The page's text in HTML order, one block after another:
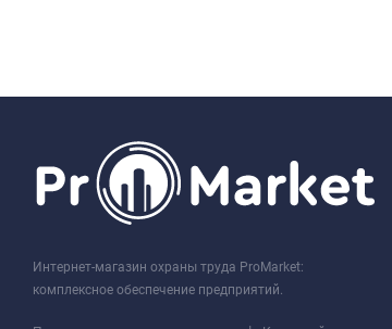
Интернет-магазин охраны труда ProMarket:
комплексное обеспечение предприятий.